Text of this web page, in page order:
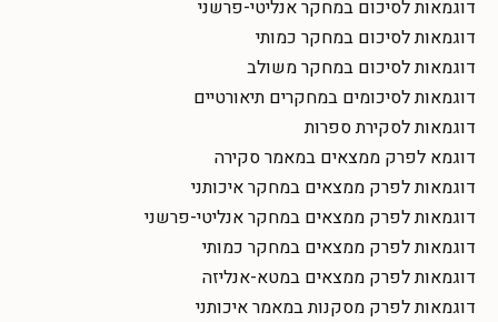
דוגמאות לסיכום במחקר אנליטי-פרשני
דוגמאות לסיכום במחקר כמותי
דוגמאות לסיכום במחקר משולב
דוגמאות לסיכומים במחקרים תיאורטיים
דוגמאות לסקירת ספרות
דוגמא לפרק ממצאים במאמר סקירה
דוגמאות לפרק ממצאים במחקר איכותני
דוגמאות לפרק ממצאים במחקר אנליטי-פרשני
דוגמאות לפרק ממצאים במחקר כמותי
דוגמאות לפרק ממצאים במטא-אנליזה
דוגמאות לפרק מסקנות במאמר איכותני